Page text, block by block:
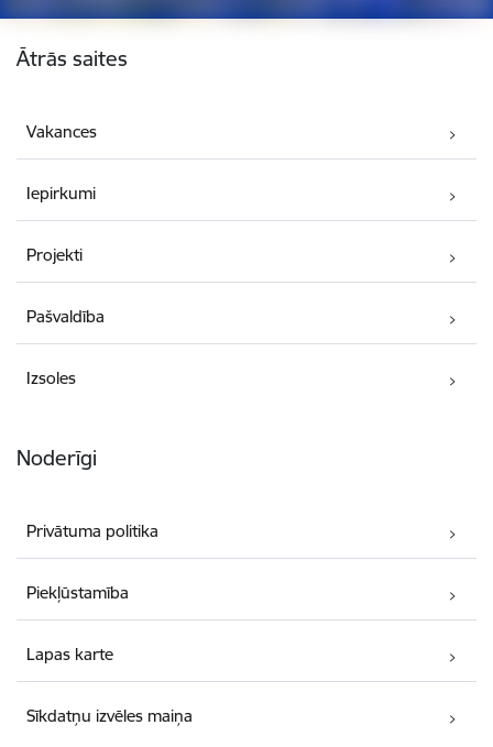
Kājene
Ātrās saites
Vakances
Iepirkumi
Projekti
Pašvaldība
Izsoles
Noderīgi
Privātuma politika
Piekļūstamība
Lapas karte
Sīkdatņu izvēles maiņa